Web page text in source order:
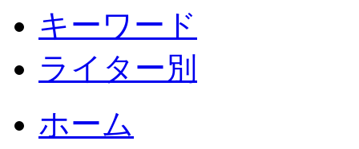
キーワード
ライター別
ホーム